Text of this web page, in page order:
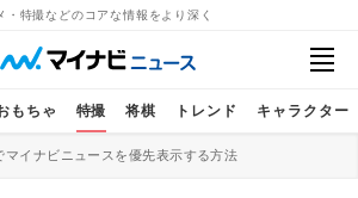
・特撮などのコアな情報をより深く
もちゃ 特撮 将棋 トレンド キャラクター
イナビニュースを優先表示する方法